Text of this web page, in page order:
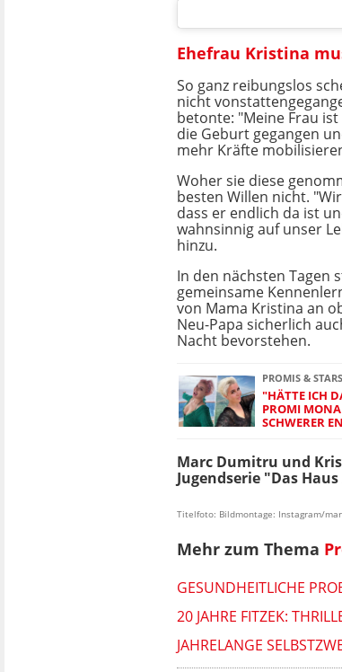
Ehefrau Kristina
So ganz reibungslos
nicht
betonte: "Meine Frau
die Geburt gegangen
mehr Kräfte
Woher sie diese
besten Willen nicht.
dass er endlich da ist
wahnsinnig auf unser
hinzu.
In den nächsten Tagen
gemeinsame
von Mama Kristina an
Neu-Papa sicherlich
Nacht bevorstehen.
PROMIS & STARS
"HÄTTE ICH
PROMI
SCHWERER
Marc Dumitru und
Jugendserie "Das
Titelfoto: Bildmontage: Instagram/
Mehr zum Thema
GESUNDHEITLICHE
20 JAHRE FITZEK:
JAHRELANGE